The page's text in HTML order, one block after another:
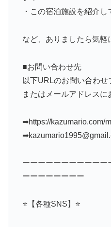
・この宿泊施設を紹介し
など、ありましたら気軽
■お問い合わせ先
以下URLのお問い合わせ
またはメールアドレスに
➡︎https://kazumario.com/
ーーーーーーーーーーー
ーーーーーーーー
⭐️【各種SNS】⭐️